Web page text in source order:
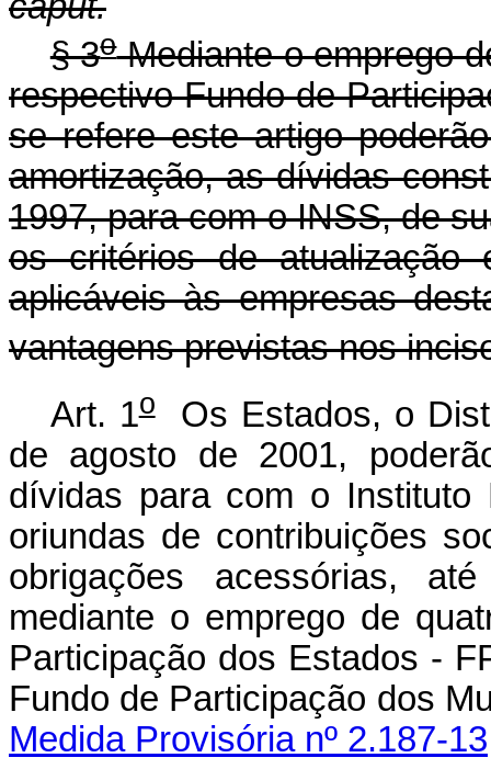
§ 3oMediante o emprego
respectivo Fundo de
se refere este artigo
amortização, as dívidas
1997, para com o INSS, de
os critérios de atualização
aplicáveis às empresas
vantagens previstas nos
Art. 1oOs Estados, o
de agosto de 2001,
dívidas para com o
oriundas de contribuições
obrigações acessórias,
mediante o emprego de
Participação dos Estados -
Fundo de Participação dos
Medida Provisória nº 2.187-